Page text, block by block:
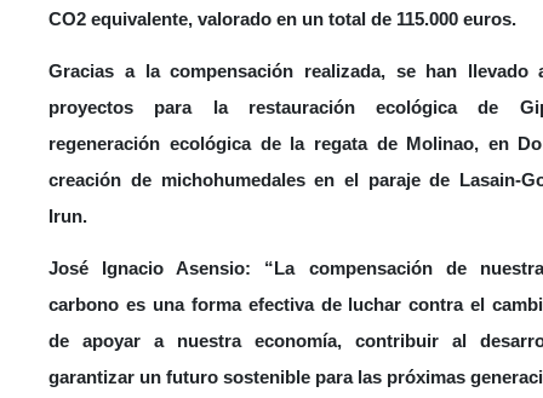
CO2 equivalente, valorado en un total de 115.000 euros.
Gracias a la compensación realizada, se han
proyectos para la restauración ecológica de
regeneración ecológica de la regata de Molinao, en
creación de michohumedales en el paraje de Lasain-
Irun.
José Ignacio Asensio: “La compensación de
carbono es una forma efectiva de luchar contra el
de apoyar a nuestra economía, contribuir al
garantizar un futuro sostenible para las próximas